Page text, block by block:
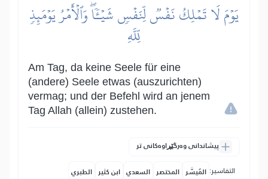
يَوۡمَ لَا تَمۡلِكُ نَفۡسٞ لِّنَفۡسٖ شَيۡـٔٗاۖ وَٱلۡأَمۡرُ يَوۡمَئِذٖ
لِّلَّهِ
Am Tag, da keine Seele für eine
(andere) Seele etwas (auszurichten)
vermag; und der Befehl wird an jenem
Tag Allah (allein) zustehen.
پیشاندانی وەرگێڕاوەکانی تر
التفاسير: المُيسَّر المختصر السعدي ابن كثير الطبري